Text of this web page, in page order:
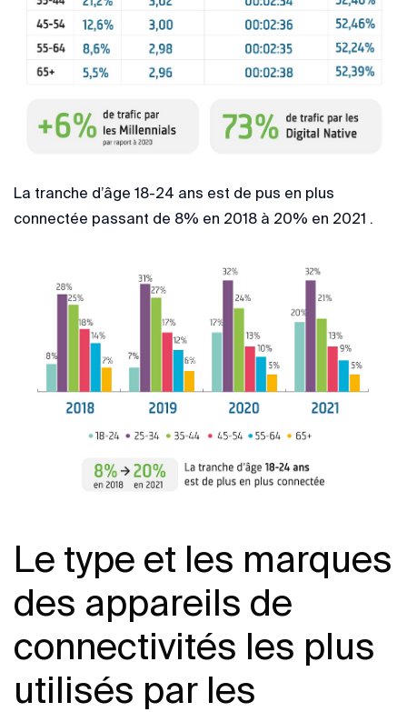
La tranche d’âge 18-24 ans est de pus en plus
connectée passant de 8% en 2018 à 20% en 2021 .
Le type et les marques
des appareils de
connectivités les plus
utilisés par les